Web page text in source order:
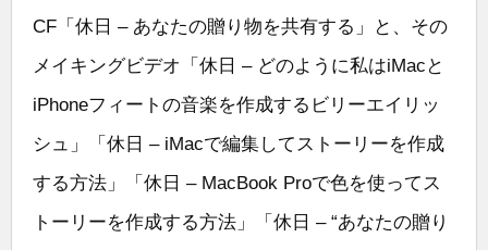
CF「休日 – あなたの贈り物を共有する」と、その
メイキングビデオ「休日 – どのように私はiMacと
iPhoneフィートの音楽を作成するビリーエイリッ
シュ」「休日 – iMacで編集してストーリーを作成
する方法」「休日 – MacBook Proで色を使ってス
トーリーを作成する方法」「休日 – “あなたの贈り